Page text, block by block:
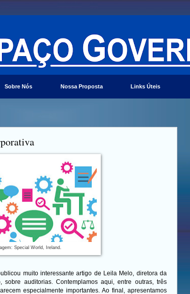
Sobre Nós Nossa Proposta Links Úteis
Special World, Ireland.
muito interessante artigo de Leila Melo, diretora da
auditorias. Contemplamos aqui, entre outras, três
especialmente importantes. Ao final, apresentamos